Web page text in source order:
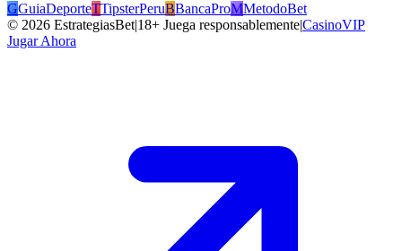
GGuiaDeporteTTipsterPeruBBancaProMMetodoBet
© 2026 EstrategiasBet|18+ Juega responsablemente|CasinoVIP
Jugar Ahora